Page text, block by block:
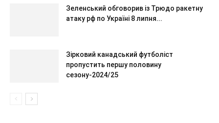
Зеленський обговорив із Трюдо ракетну
атаку рф по Україні 8 липня...
Зірковий канадський футболіст
пропустить першу половину
сезону-2024/25